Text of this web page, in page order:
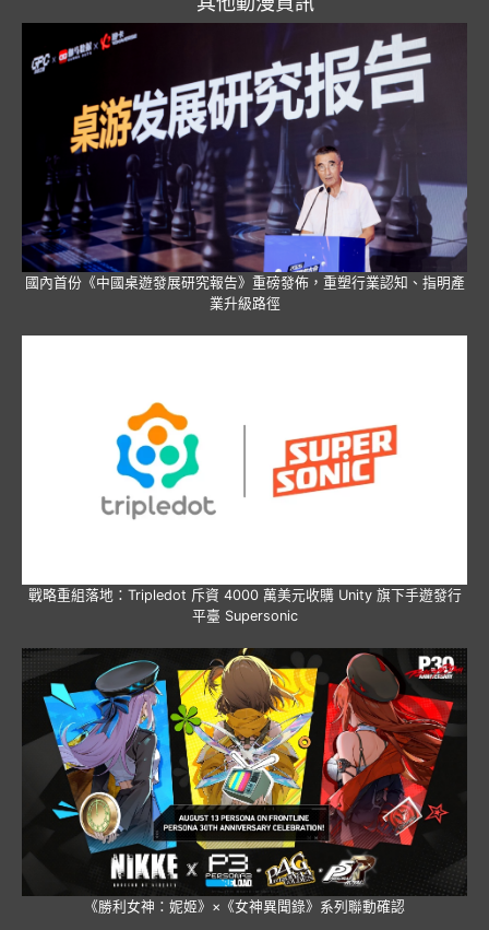
國內首份《中國桌遊發展研究報告》重磅發佈，重塑行業認知、指明產
業升級路徑
戰略重組落地：Tripledot 斥資 4000 萬美元收購 Unity 旗下手遊發行
平臺 Supersonic
《勝利女神：妮姬》×《女神異聞錄》系列聯動確認